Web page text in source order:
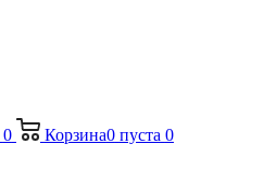
0 Корзина0 пуста 0